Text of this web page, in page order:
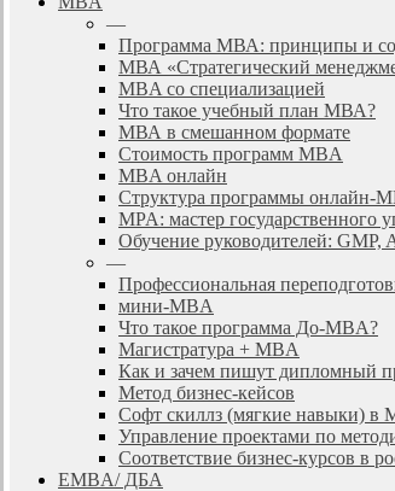
—
Программа МВА: принципы и
МВА «Cтратегический
MBA со специализацией
Что такое учебный план МВА?
МВА в смешанном формате
Стоимость программ MBA
MBA онлайн
Cтруктура программы онлайн-
MPA: мастер государственного
Обучение руководителей: GMP,
—
Профессиональная
мини-MBA
Что такое программа До-MBA?
Магистратура + MBA
Как и зачем пишут дипломный
Метод бизнес-кейсов
Софт скиллз (мягкие навыки) в
Управление проектами по
Соответствие бизнес-курсов в
EMBA/ ДБA